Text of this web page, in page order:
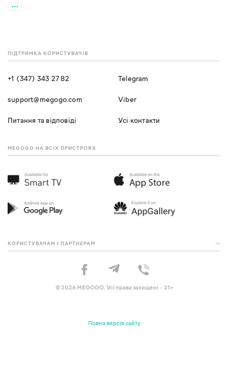
ПІДТРИМКА КОРИСТУВАЧІВ
+1 (347) 343 27 82
support@megogo.com
Питання та відповіді
Telegram
Viber
Усі контакти
MEGOGO НА ВСІХ ПРИСТРОЯХ
КОРИСТУВАЧАМ І ПАРТНЕРАМ
© 2026 MEGOGO. Усі права захищені · 21+
Повна версія сайту